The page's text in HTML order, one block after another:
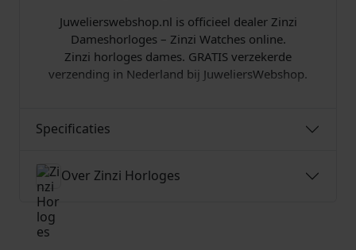
Juwelierswebshop.nl is officieel dealer Zinzi
Dameshorloges – Zinzi Watches online.
Zinzi horloges dames. GRATIS verzekerde
verzending in Nederland bij JuweliersWebshop.
Specificaties
Over Zinzi Horloges